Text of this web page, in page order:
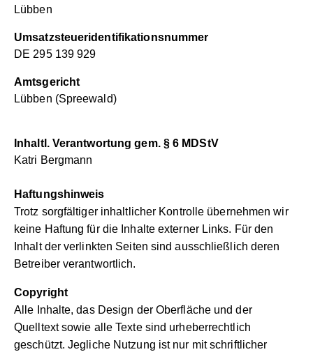
Lübben
Umsatzsteueridentifikationsnummer
DE 295 139 929
Amtsgericht
Lübben (Spreewald)
Inhaltl. Verantwortung gem. § 6 MDStV
Katri Bergmann
Haftungshinweis
Trotz sorgfältiger inhaltlicher Kontrolle übernehmen wir
keine Haftung für die Inhalte externer Links. Für den
Inhalt der verlinkten Seiten sind ausschließlich deren
Betreiber verantwortlich.
Copyright
Alle Inhalte, das Design der Oberfläche und der
Quelltext sowie alle Texte sind urheberrechtlich
geschützt. Jegliche Nutzung ist nur mit schriftlicher